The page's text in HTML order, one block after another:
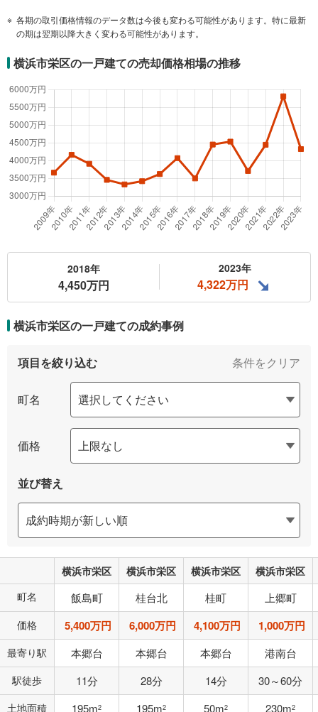
各期の取引価格情報のデータ数は今後も変わる可能性があります。特に最新
の期は翌期以降大きく変わる可能性があります。
横浜市栄区の一戸建ての売却価格相場の推移
2018年
4,450万円
2023年
4,322万円
横浜市栄区の一戸建ての成約事例
項目を絞り込む 条件をクリア
町名
価格
並び替え
横浜市栄区 横浜市栄区 横浜市栄区
横浜市栄区
町名
飯島町 桂台北 桂町 上郷町
価格 5,400万円 6,000万円 4,100万円 1,000万円
最寄り駅 本郷台 本郷台 本郷台 港南台
駅徒歩 11分 28分 14分 30～60分
土地面積 195m2 195m2 50m2 230m2